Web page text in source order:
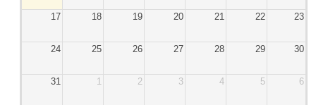
17 18 19 20 21 22 23
24 25 26 27 28 29 30
31 1 2 3 4 5 6